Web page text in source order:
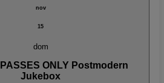
nov
15
dom
ONLY Postmodern
Jukebox